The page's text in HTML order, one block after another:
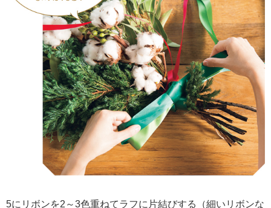
5にリボンを2～3色重ねてラフに片結びする（細いリボンな